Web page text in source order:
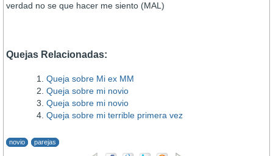
verdad no se que hacer me siento (MAL)
Quejas Relacionadas:
Queja sobre Mi ex MM
Queja sobre mi novio
Queja sobre mi novio
Queja sobre mi terrible primera vez
novio parejas